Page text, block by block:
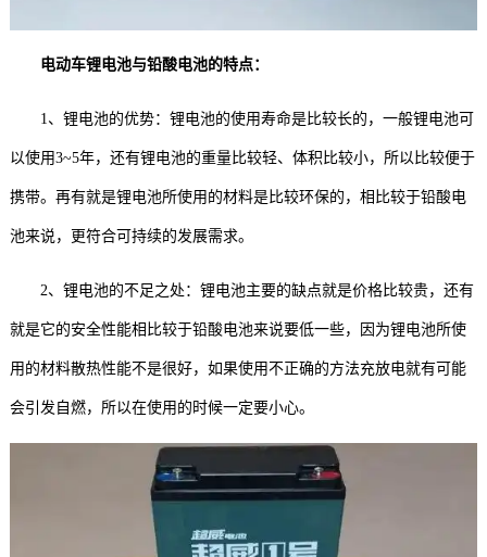
电动车锂电池与铅酸电池的特点：
1、锂电池的优势：锂电池的使用寿命是比较长的，一般锂电池可
以使用3~5年，还有锂电池的重量比较轻、体积比较小，所以比较便于
携带。再有就是锂电池所使用的材料是比较环保的，相比较于铅酸电
池来说，更符合可持续的发展需求。
2、锂电池的不足之处：锂电池主要的缺点就是价格比较贵，还有
就是它的安全性能相比较于铅酸电池来说要低一些，因为锂电池所使
用的材料散热性能不是很好，如果使用不正确的方法充放电就有可能
会引发自燃，所以在使用的时候一定要小心。